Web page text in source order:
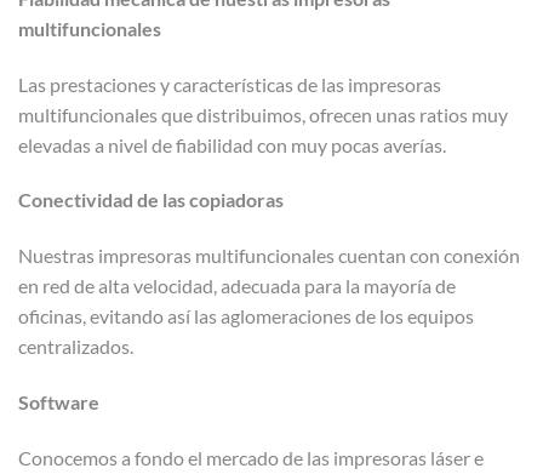
multifuncionales
Las prestaciones y características de las impresoras
multifuncionales que distribuimos, ofrecen unas ratios muy
elevadas a nivel de fiabilidad con muy pocas averías.
Conectividad de las copiadoras
Nuestras impresoras multifuncionales cuentan con conexión
en red de alta velocidad, adecuada para la mayoría de
oficinas, evitando así las aglomeraciones de los equipos
centralizados.
Software
Conocemos a fondo el mercado de las impresoras láser e